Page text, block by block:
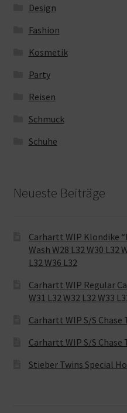
Design
Fashion
Kosmetik
Party
Reisen
Schmuck
Schuhe
Neueste Beiträge
Carhartt WIP Klondike
Wash W28 L32 W30 L32
L32 W36 L32
Carhartt WIP Regular
W31 L32 W32 L32 W33
Carhartt WIP S/S
Carhartt WIP S/S Chase
Stieber Twins Special